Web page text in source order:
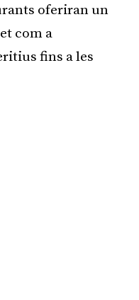
oferiran un
com a
fins a les